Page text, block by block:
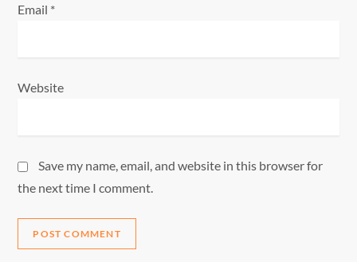
Email *
Website
Save my name, email, and website in this browser for
the next time I comment.